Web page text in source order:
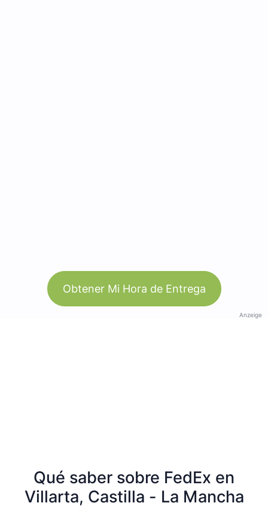
Obtener Mi Hora de Entrega
Anzeige
Qué saber sobre FedEx en
Villarta, Castilla - La Mancha